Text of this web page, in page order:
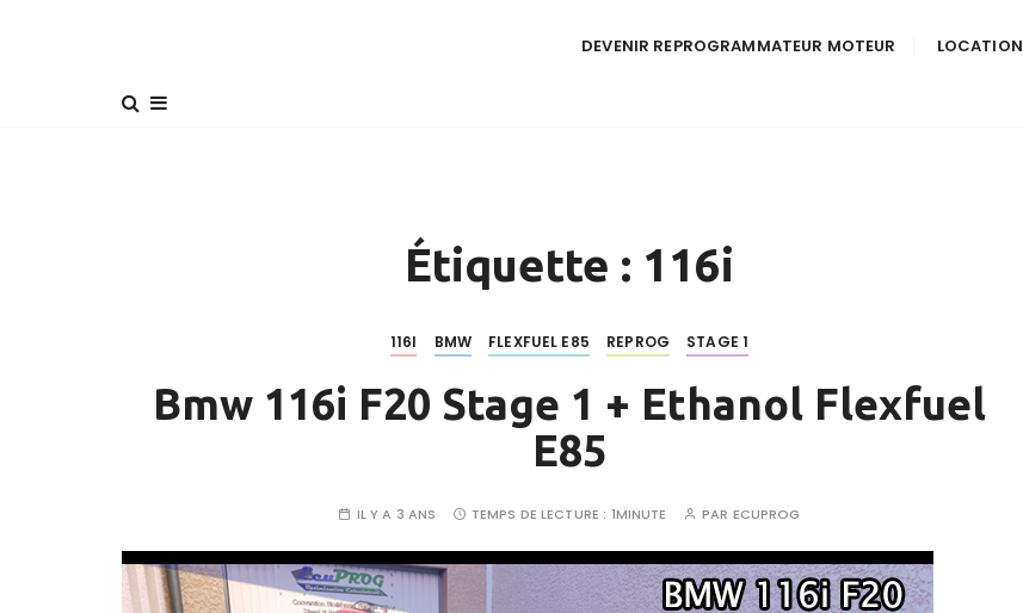
DEVENIR REPROGRAMMATEUR MOTEUR LOCATION
Étiquette : 116i
116I BMW FLEXFUEL E85 REPROG STAGE 1
Bmw 116i F20 Stage 1 + Ethanol Flexfuel
E85
IL Y A 3 ANS TEMPS DE LECTURE : 1MINUTE PAR ECUPROG